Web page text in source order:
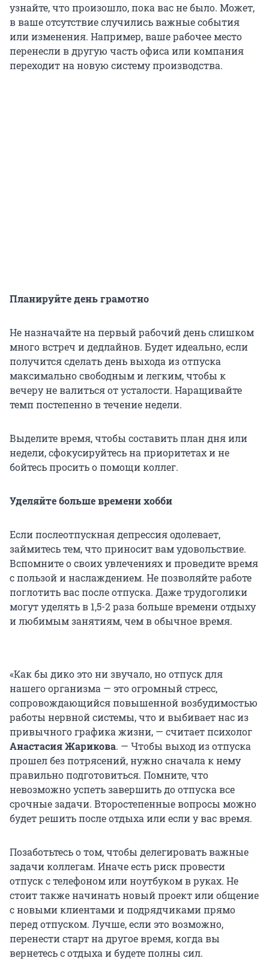
узнайте, что произошло, пока вас не было. Может,
в ваше отсутствие случились важные события
или изменения. Например, ваше рабочее место
перенесли в другую часть офиса или компания
переходит на новую систему производства.
Планируйте день грамотно
Не назначайте на первый рабочий день слишком
много встреч и дедлайнов. Будет идеально, если
получится сделать день выхода из отпуска
максимально свободным и легким, чтобы к
вечеру не валиться от усталости. Наращивайте
темп постепенно в течение недели.
Выделите время, чтобы составить план дня или
недели, сфокусируйтесь на приоритетах и не
бойтесь просить о помощи коллег.
Уделяйте больше времени хобби
Если послеотпускная депрессия одолевает,
займитесь тем, что приносит вам удовольствие.
Вспомните о своих увлечениях и проведите время
с пользой и наслаждением. Не позволяйте работе
поглотить вас после отпуска. Даже трудоголики
могут уделять в 1,5-2 раза больше времени отдыху
и любимым занятиям, чем в обычное время.
«Как бы дико это ни звучало, но отпуск для
нашего организма — это огромный стресс,
сопровождающийся повышенной возбудимостью
работы нервной системы, что и выбивает нас из
привычного графика жизни, — считает психолог
Анастасия Жарикова. — Чтобы выход из отпуска
прошел без потрясений, нужно сначала к нему
правильно подготовиться. Помните, что
невозможно успеть завершить до отпуска все
срочные задачи. Второстепенные вопросы можно
будет решить после отдыха или если у вас время.
Позаботьтесь о том, чтобы делегировать важные
задачи коллегам. Иначе есть риск провести
отпуск с телефоном или ноутбуком в руках. Не
стоит также начинать новый проект или общение
с новыми клиентами и подрядчиками прямо
перед отпуском. Лучше, если это возможно,
перенести старт на другое время, когда вы
вернетесь с отдыха и будете полны сил.